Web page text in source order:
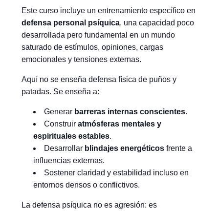
Este curso incluye un entrenamiento específico en
defensa personal psíquica, una capacidad poco
desarrollada pero fundamental en un mundo
saturado de estímulos, opiniones, cargas
emocionales y tensiones externas.
Aquí no se enseña defensa física de puños y
patadas. Se enseña a:
Generar barreras internas conscientes.
Construir atmósferas mentales y
espirituales estables.
Desarrollar blindajes energéticos frente a
influencias externas.
Sostener claridad y estabilidad incluso en
entornos densos o conflictivos.
La defensa psíquica no es agresión: es